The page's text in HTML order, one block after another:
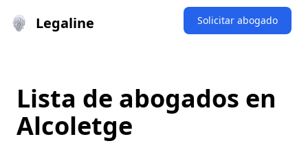
Legaline Solicitar abogado
Lista de abogados en
Alcoletge